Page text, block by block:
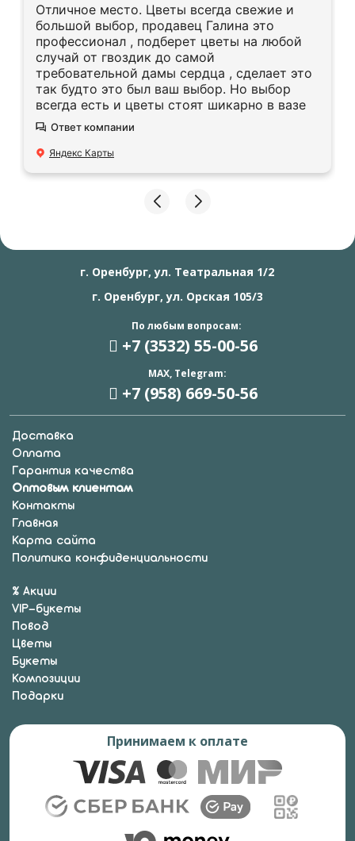
Отличное место. Цветы всегда свежие и
большой выбор, продавец Галина это
профессионал , подберет цветы на любой
случай от гвоздик до самой
требовательной дамы сердца , сделает это
так будто это был ваш выбор. Но выбор
всегда есть и цветы стоят шикарно в вазе
Ответ компании
Яндекс Карты
г. Оренбург, ул. Театральная 1/2
г. Оренбург, ул. Орская 105/3
По любым вопросам:
+7 (3532) 55-00-56
MAX, Telegram:
+7 (958) 669-50-56
Доставка
Оплата
Гарантия качества
Оптовым клиентам
Контакты
Главная
Карта сайта
Политика конфиденциальности
% Акции
VIP-букеты
Повод
Цветы
Букеты
Композиции
Подарки
Принимаем к оплате